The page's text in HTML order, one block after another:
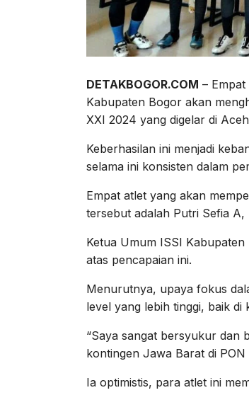
DETAKBOGOR.COM –
Kabupaten Bogor akan
XXI 2024 yang digelar di
Keberhasilan ini menjadi
selama ini konsisten dalam
Empat atlet yang akan
tersebut adalah Putri Sefia
Ketua Umum ISSI
atas pencapaian ini.
Menurutnya, upaya fokus
level yang lebih tinggi, baik
“Saya sangat bersyukur dan
kontingen Jawa Barat di
Ia optimistis, para atlet ini